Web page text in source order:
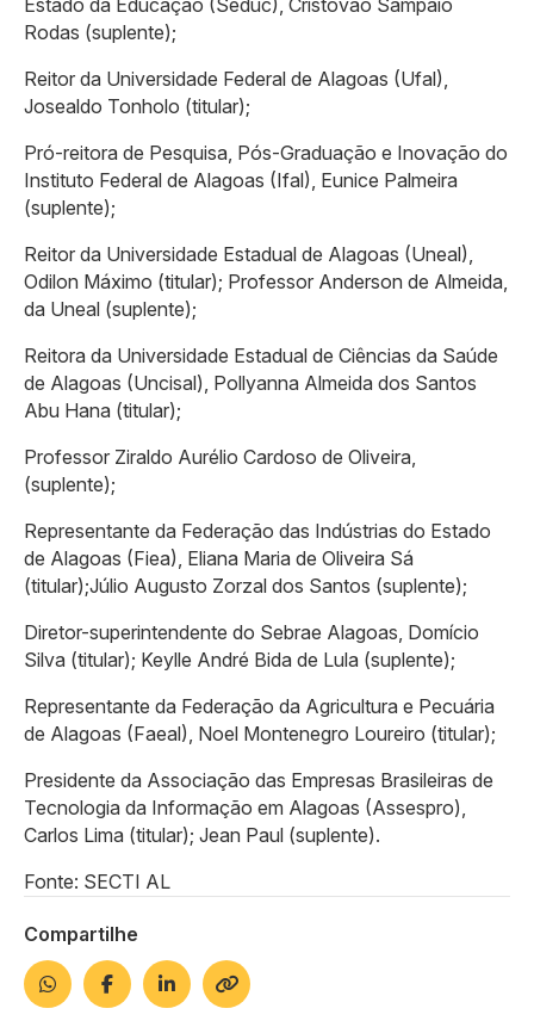
Rodas (suplente);
Reitor da Universidade Federal de Alagoas (Ufal),
Josealdo Tonholo (titular);
Pró-reitora de Pesquisa, Pós-Graduação e Inovação do
Instituto Federal de Alagoas (Ifal), Eunice Palmeira
(suplente);
Reitor da Universidade Estadual de Alagoas (Uneal),
Odilon Máximo (titular); Professor Anderson de Almeida,
da Uneal (suplente);
Reitora da Universidade Estadual de Ciências da Saúde
de Alagoas (Uncisal), Pollyanna Almeida dos Santos
Abu Hana (titular);
Professor Ziraldo Aurélio Cardoso de Oliveira,
(suplente);
Representante da Federação das Indústrias do Estado
de Alagoas (Fiea), Eliana Maria de Oliveira Sá
(titular);Júlio Augusto Zorzal dos Santos (suplente);
Diretor-superintendente do Sebrae Alagoas, Domício
Silva (titular); Keylle André Bida de Lula (suplente);
Representante da Federação da Agricultura e Pecuária
de Alagoas (Faeal), Noel Montenegro Loureiro (titular);
Presidente da Associação das Empresas Brasileiras de
Tecnologia da Informação em Alagoas (Assespro),
Carlos Lima (titular); Jean Paul (suplente).
Fonte: SECTI AL
Compartilhe